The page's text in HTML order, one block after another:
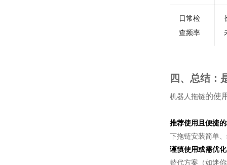
日常检
查频率
四、总结：
机器人拖链的使
推荐使用且便捷
下拖链安装简单
谨慎使用或需优
替代方案（如迷